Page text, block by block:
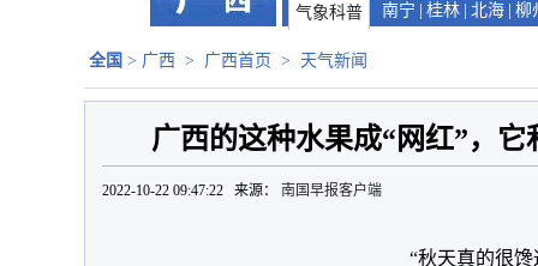
气象科普
南宁 桂林 北海 柳
全国 > 广西 > 广西首页 > 天气新闻
广西的这种水果成“网红”，
2022-10-22 09:47:22 来源： 南国早报客户端
“秋天真的很馋